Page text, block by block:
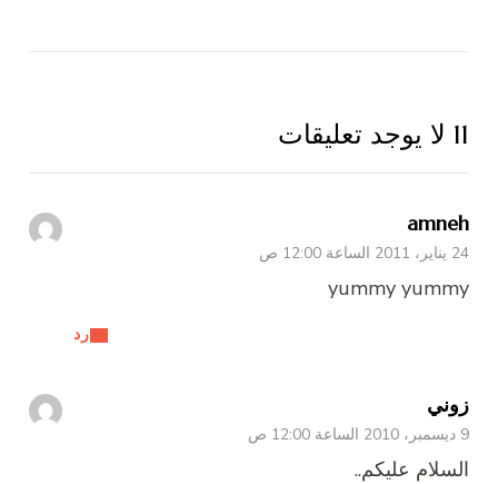
11 لا يوجد تعليقات
amneh
24 يناير، 2011 الساعة 12:00 ص
رد
yummy yummy
زوني
9 ديسمبر، 2010 الساعة 12:00 ص
السلام عليكم..